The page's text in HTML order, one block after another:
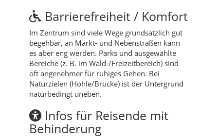
Barrierefreiheit / Komfort
Im Zentrum sind viele Wege grundsätzlich gut
begehbar, an Markt- und Nebenstraßen kann
es aber eng werden. Parks und ausgewählte
Bereiche (z. B. im Wald-/Freizeitbereich) sind
oft angenehmer für ruhiges Gehen. Bei
Naturzielen (Höhle/Brücke) ist der Untergrund
naturbedingt uneben.
Infos für Reisende mit
Behinderung